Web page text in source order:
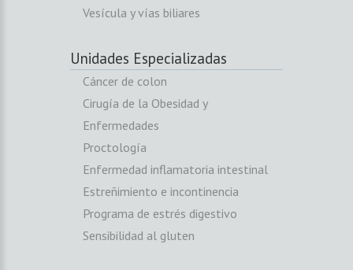
Vesícula y vías biliares
Unidades Especializadas
Cáncer de colon
Cirugía de la Obesidad y
Enfermedades
Proctología
Enfermedad inflamatoria intestinal
Estreñimiento e incontinencia
Programa de estrés digestivo
Sensibilidad al gluten